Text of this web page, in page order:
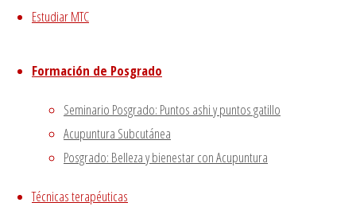
Estudiar MTC
Formación de Posgrado
Seminario Posgrado: Puntos ashi y puntos gatillo
Acupuntura Subcutánea
Posgrado: Belleza y bienestar con Acupuntura
Técnicas terapéuticas
Si haces click asumiremos que aceptas su utilización.
Privacy Overview